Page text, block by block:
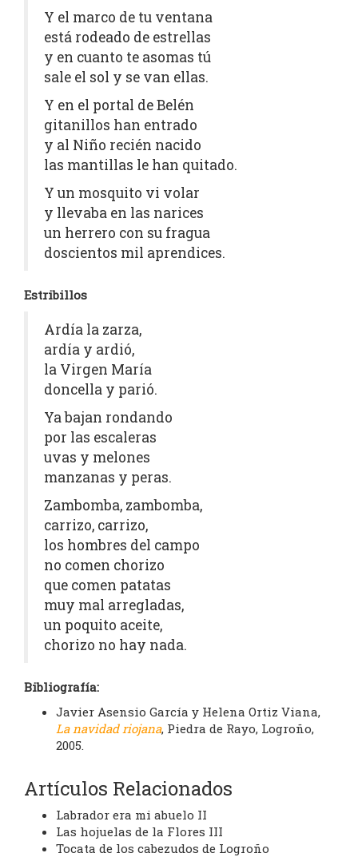
Y el marco de tu ventana
está rodeado de estrellas
y en cuanto te asomas tú
sale el sol y se van ellas.
Y en el portal de Belén
gitanillos han entrado
y al Niño recién nacido
las mantillas le han quitado.
Y un mosquito vi volar
y llevaba en las narices
un herrero con su fragua
doscientos mil aprendices.
Estribillos
Ardía la zarza,
ardía y ardió,
la Virgen María
doncella y parió.
Ya bajan rondando
por las escaleras
uvas y melones
manzanas y peras.
Zambomba, zambomba,
carrizo, carrizo,
los hombres del campo
no comen chorizo
que comen patatas
muy mal arregladas,
un poquito aceite,
chorizo no hay nada.
Bibliografía:
Javier Asensio García y Helena Ortiz Viana,
La navidad riojana, Piedra de Rayo, Logroño,
2005.
Artículos Relacionados
Labrador era mi abuelo II
Las hojuelas de la Flores III
Tocata de los cabezudos de Logroño